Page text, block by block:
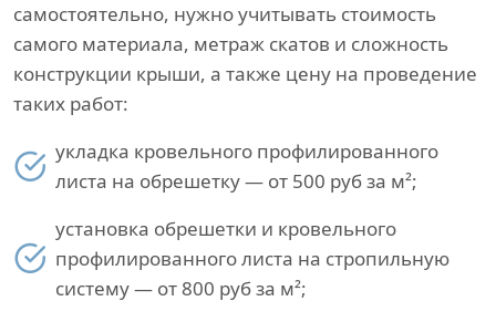
самостоятельно, нужно учитывать стоимость
самого материала, метраж скатов и сложность
конструкции крыши, а также цену на проведение
таких работ:
укладка кровельного профилированного
листа на обрешетку — от 500 руб за м²;
установка обрешетки и кровельного
профилированного листа на стропильную
систему — от 800 руб за м²;